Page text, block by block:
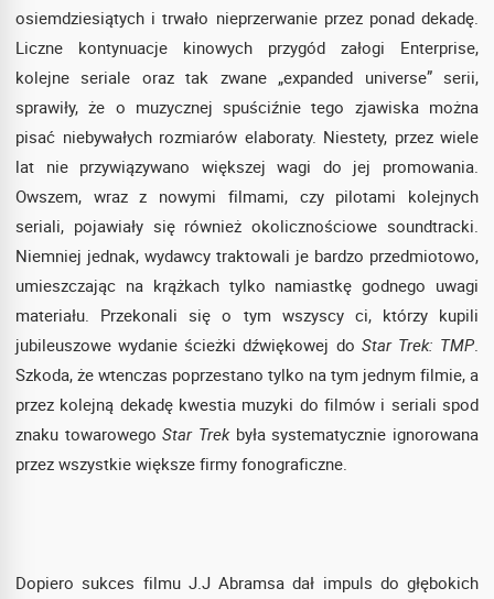
osiemdziesiątych i trwało nieprzerwanie przez ponad dekadę.
Liczne kontynuacje kinowych przygód załogi Enterprise,
kolejne seriale oraz tak zwane „expanded universe” serii,
sprawiły, że o muzycznej spuściźnie tego zjawiska można
pisać niebywałych rozmiarów elaboraty. Niestety, przez wiele
lat nie przywiązywano większej wagi do jej promowania.
Owszem, wraz z nowymi filmami, czy pilotami kolejnych
seriali, pojawiały się również okolicznościowe soundtracki.
Niemniej jednak, wydawcy traktowali je bardzo przedmiotowo,
umieszczając na krążkach tylko namiastkę godnego uwagi
materiału. Przekonali się o tym wszyscy ci, którzy kupili
jubileuszowe wydanie ścieżki dźwiękowej do Star Trek: TMP.
Szkoda, że wtenczas poprzestano tylko na tym jednym filmie, a
przez kolejną dekadę kwestia muzyki do filmów i seriali spod
znaku towarowegoStar Trekbyła systematycznie ignorowana
przez wszystkie większe firmy fonograficzne.
Dopiero sukces filmu J.J Abramsa dał impuls do głębokich